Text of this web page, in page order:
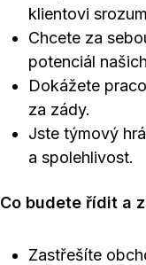
klientovi
Chcete za
potenciál
Dokážete
za zády.
Jste týmový
a spolehlivost.
Co budete řídit a
Zastřešíte